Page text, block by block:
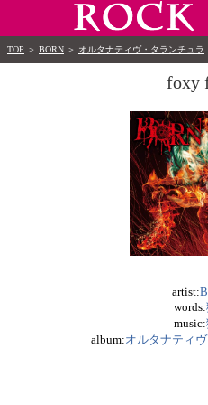
TOP ＞ BORN ＞ オルタナティヴ・タランチュラ
foxy
artist:
words:
music:
album:オルタナティ